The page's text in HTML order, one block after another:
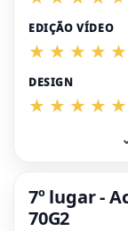
EDIÇÃO VÍDEO
DESIGN
7º lugar -
70G2